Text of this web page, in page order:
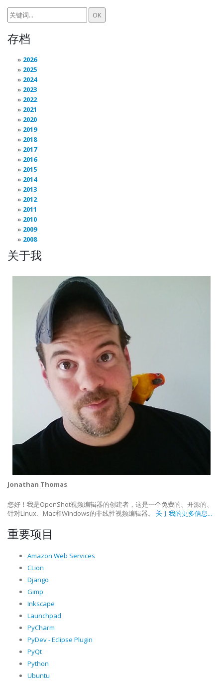
存档
2026
2025
2024
2023
2022
2021
2020
2019
2018
2017
2016
2015
2014
2013
2012
2011
2010
2009
2008
关于我
Jonathan Thomas
您好！我是OpenShot视频编辑器的创建者，这是一个免费的、开源的、
针对Linux、Mac和Windows的非线性视频编辑器。 关于我的更多信息...
重要项目
Amazon Web Services
CLion
Django
Gimp
Inkscape
Launchpad
PyCharm
PyDev - Eclipse Plugin
PyQt
Python
Ubuntu